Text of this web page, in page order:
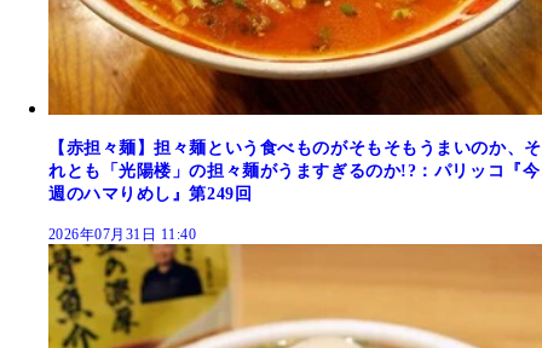
【赤担々麺】担々麺という食べものがそもそもうまいのか、そ
れとも「光陽楼」の担々麺がうますぎるのか!?：パリッコ『今
週のハマりめし』第249回
2026年07月31日 11:40